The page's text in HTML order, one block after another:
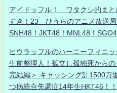
アイドッフル！ ワタクシ的ま
すき！23 ひうらのアニメ放送
SNH48！JKT48！MNL48！
ヒウラッフルのハーニーフィニ
生前整理人！孤立し孤独死から
完結編＞ キャッシング計1500万
つ病統合失調症14年生HKT46！